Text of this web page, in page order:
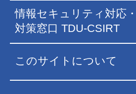
情報セキュリティ対応・
対策窓口 TDU-CSIRT
このサイトについて